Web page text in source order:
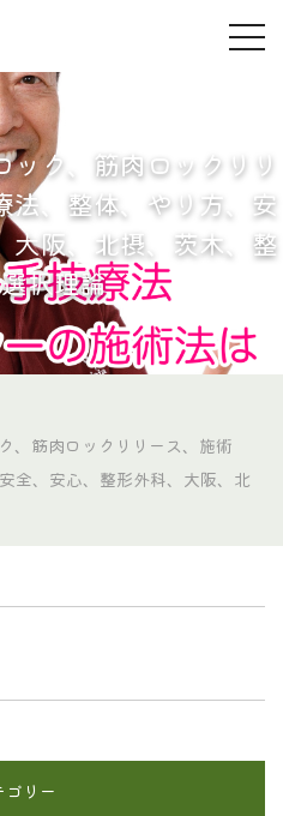
ック、筋肉ロックリリ
法、整体、やり方、安
大阪、北摂、茨木、整
択理論
、筋肉ロックリリース、施術
全、安心、整形外科、大阪、北
ゴリー